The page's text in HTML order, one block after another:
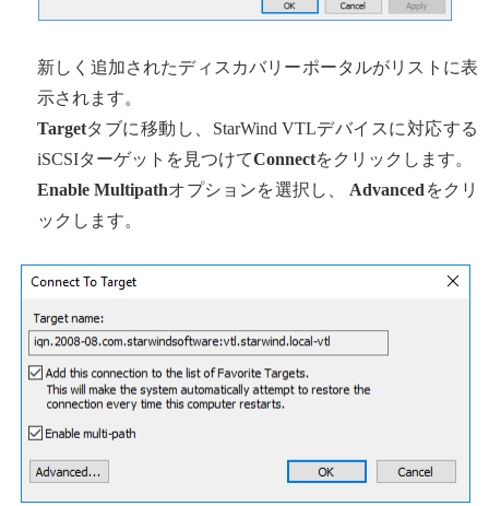
新しく追加されたディスカバリーポータルがリストに表
示されます。
Targetタブに移動し、StarWind VTLデバイスに対応する
iSCSIターゲットを見つけてConnectをクリックします。
Enable Multipathオプションを選択し、 Advanced をクリ
ックします。